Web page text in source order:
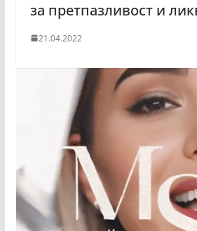
за претпазливост и
21.04.2022